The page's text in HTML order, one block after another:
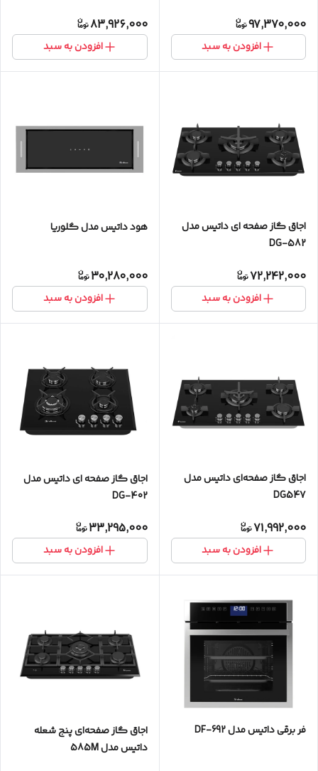
97,370,000
افزودن به سبد
83,926,000
افزودن به سبد
اجاق گاز صفحه ای داتیس مدل
DG-582
72,242,000
افزودن به سبد
هود داتیس مدل گلوریا
30,280,000
افزودن به سبد
اجاق گاز صفحه‌ای داتیس مدل
DG547
71,992,000
افزودن به سبد
اجاق گاز صفحه ای داتیس مدل
DG-402
33,295,000
افزودن به سبد
فر برقی داتیس مدل DF-692
اجاق گاز صفحه‌ای پنج شعله
داتیس مدل 585M